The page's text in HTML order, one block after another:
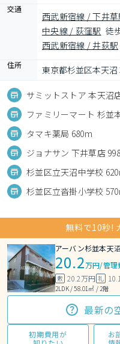
交通
西武新宿線 / 下井草
中央線 / 荻窪駅 徒
西武新宿線 / 井荻駅
住所 東京都杉並区本天沼
サミットストア 本天沼
ファミリーマート 杉並
タマキ薬局 680m
ジョナサン 下井草店
杉並区立天沼中学校
杉並区立沓掛小学校
無料で10秒!
アーバン杉並本天
20.2万円/管理
敷 20.2万円 礼
2LDK / 58.01㎡ / 2階
最新の
初期費用が
お